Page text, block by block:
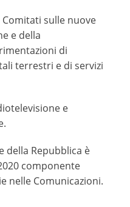
sulle nuove
e della
di
terrestri e di servizi
e
della Repubblica è
componente
nelle Comunicazioni.